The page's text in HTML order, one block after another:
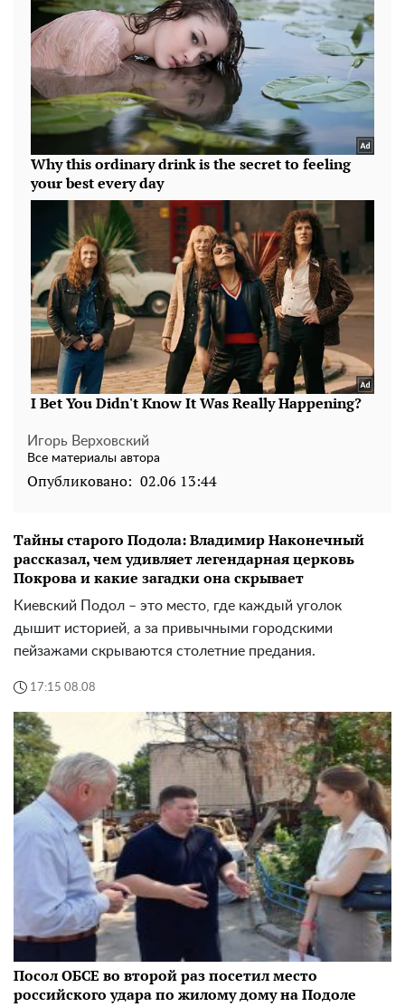
Игорь Верховский
Все материалы автора
Опубликовано: 02.06 13:44
Тайны старого Подола: Владимир Наконечный
рассказал, чем удивляет легендарная церковь
Покрова и какие загадки она скрывает
Киевский Подол – это место, где каждый уголок
дышит историей, а за привычными городскими
пейзажами скрываются столетние предания.
17:15 08.08
Посол ОБСЕ во второй раз посетил место
российского удара по жилому дому на Подоле